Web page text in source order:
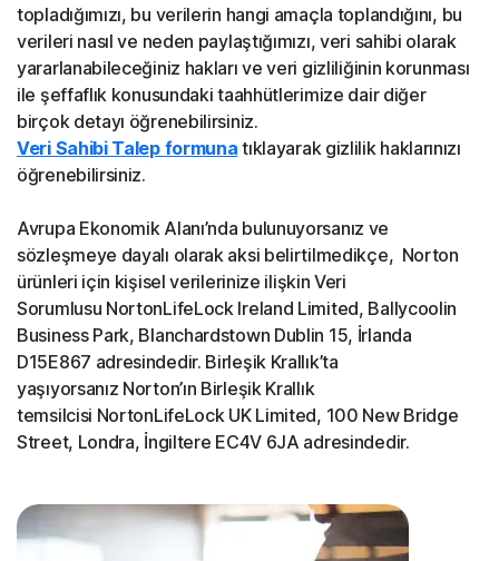
topladığımızı, bu verilerin hangi amaçla toplandığını, bu
verileri nasıl ve neden paylaştığımızı, veri sahibi olarak
yararlanabileceğiniz hakları ve veri gizliliğinin korunması
ile şeffaflık konusundaki taahhütlerimize dair diğer
birçok detayı öğrenebilirsiniz.
Veri Sahibi Talep formuna tıklayarak gizlilik haklarınızı
öğrenebilirsiniz.
Avrupa Ekonomik Alanı’nda bulunuyorsanız ve
sözleşmeye dayalı olarak aksi belirtilmedikçe, Norton
ürünleri için kişisel verilerinize ilişkin Veri
Sorumlusu NortonLifeLock Ireland Limited, Ballycoolin
Business Park, Blanchardstown Dublin 15, İrlanda
D15E867 adresindedir. Birleşik Krallık’ta
yaşıyorsanız Norton’ın Birleşik Krallık
temsilcisi NortonLifeLock UK Limited, 100 New Bridge
Street, Londra, İngiltere EC4V 6JA adresindedir.